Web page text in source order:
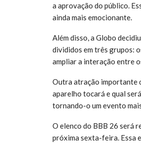
a aprovação do público.
ainda mais emocionante.
Além disso, a Globo
divididos em três grupos:
ampliar a interação entre
Outra atração importante
aparelho tocará e qual
tornando-o um evento
O elenco do BBB 26 será
próxima sexta-feira. Essa